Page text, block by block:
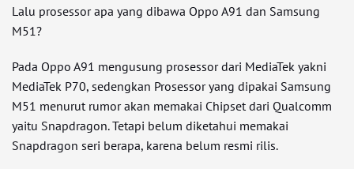
Lalu prosessor apa yang dibawa Oppo A91 dan Samsung
M51?
Pada Oppo A91 mengusung prosessor dari MediaTek yakni
MediaTek P70, sedengkan Prosessor yang dipakai Samsung
M51 menurut rumor akan memakai Chipset dari Qualcomm
yaitu Snapdragon. Tetapi belum diketahui memakai
Snapdragon seri berapa, karena belum resmi rilis.